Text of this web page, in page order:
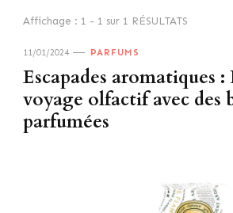
Affichage : 1 - 1 sur 1 RÉSULTATS
11/01/2024 PARFUMS
Escapades aromatiques
voyage olfactif avec des
parfumées